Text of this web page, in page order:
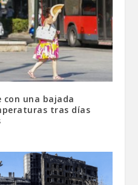
con una bajada
tras días